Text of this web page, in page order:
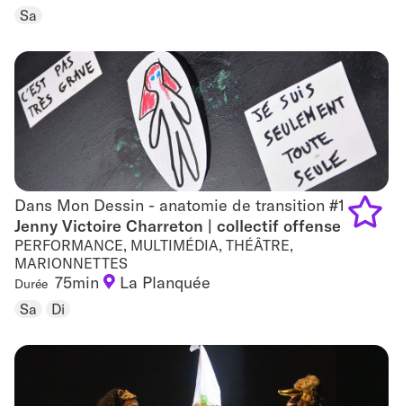
Sa
Dans Mon Dessin - anatomie de transition #1
Dans Mon Dessin - anatomie de transition #1
Jenny Victoire Charreton | collectif offense
PERFORMANCE, MULTIMÉDIA, THÉÂTRE,
MARIONNETTES
Durée 75min La Planquée
Sa Di